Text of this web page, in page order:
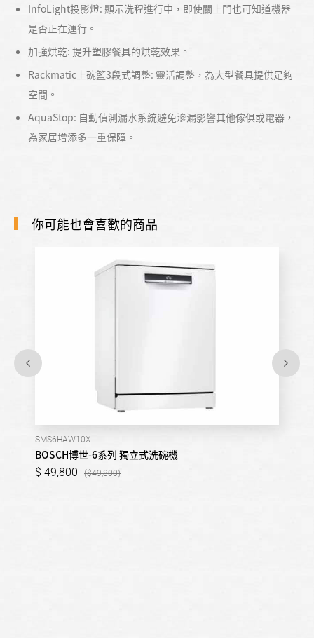
InfoLight投影燈: 顯示洗程進行中，即使關上門也可知道機器
是否正在運行。
加強烘乾: 提升塑膠餐具的烘乾效果。
Rackmatic上碗籃3段式調整: 靈活調整，為大型餐具提供足夠
空間。
AquaStop: 自動偵測漏水系統避免滲漏影響其他傢俱或電器，
為家居增添多一重保障。
你可能也會喜歡的商品
SMS6HAW10X
BOSCH博世-6系列 獨立式洗碗機
49,800 49,800